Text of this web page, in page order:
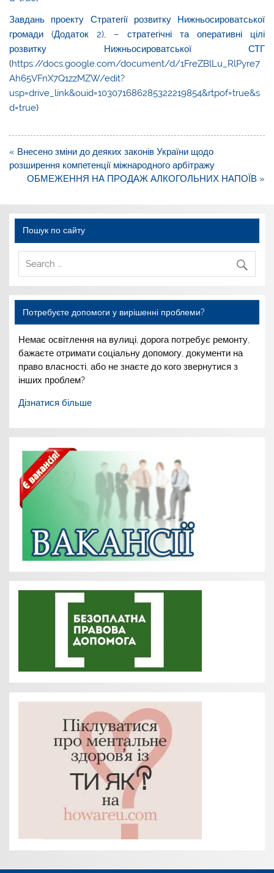
Завдань проекту Стратегії розвитку Нижньосироватської
громади (Додаток 2), – стратегічні та оперативні цілі
розвитку Нижньосироватської СТГ
(https://docs.google.com/document/d/1FreZBlLu_RlPyre7
Ah65VFnX7Q1zzMZW/edit?
usp=drive_link&ouid=103071686285322219854&rtpof=true&s
d=true)
Навігація
записів
« Внесено зміни до деяких законів України щодо
розширення компетенції міжнародного арбітражу
ОБМЕЖЕННЯ НА ПРОДАЖ АЛКОГОЛЬНИХ НАПОЇВ »
Пошук по сайту
Потребуєте допомоги у вирішенні проблеми?
Немає освітлення на вулиці,дорога потребує ремонту,
бажаєте отримати соціальнудопомогу, документи на
право власності, або не знаєте до кого звернутися з
інших проблем?
Дізнатися більше